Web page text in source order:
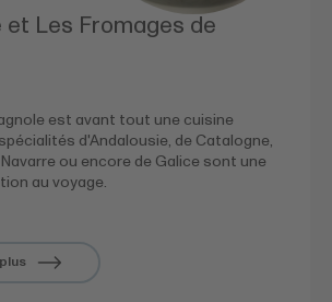
et Les Fromages de
est avant tout une cuisine
d'Andalousie, de Catalogne,
ou encore de Galice sont une
au voyage.